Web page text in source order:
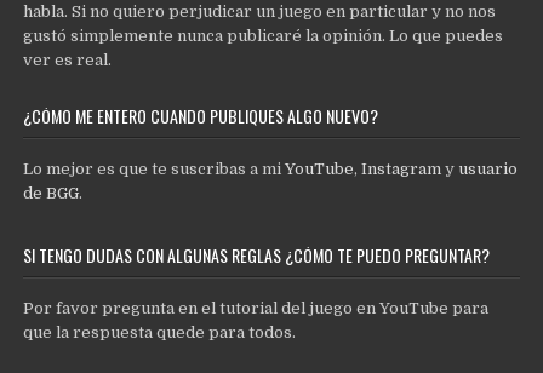
habla. Si no quiero perjudicar un juego en particular y no nos
gustó simplemente nunca publicaré la opinión. Lo que puedes
ver es real.
¿CÓMO ME ENTERO CUANDO PUBLIQUES ALGO NUEVO?
Lo mejor es que te suscribas a miYouTube,Instagram y usuario
de BGG.
SI TENGO DUDAS CON ALGUNAS REGLAS ¿CÓMO TE PUEDO PREGUNTAR?
Por favor pregunta en el tutorial del juego en YouTube para
que la respuesta quede para todos.